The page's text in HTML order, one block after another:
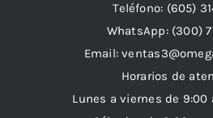
Teléfono: (605)
WhatsApp: (300)
Email:
Horarios de
Lunes a viernes de 9:00